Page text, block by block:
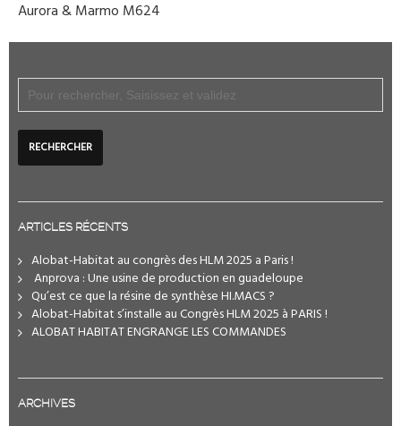
Aurora & Marmo M624
ARTICLES RÉCENTS
Alobat-Habitat au congrès des HLM 2025 a Paris !
️ Anprova : Une usine de production en guadeloupe
Qu’est ce que la résine de synthèse HI.MACS ?
Alobat-Habitat s’installe au Congrès HLM 2025 à PARIS !
ALOBAT HABITAT ENGRANGE LES COMMANDES
ARCHIVES